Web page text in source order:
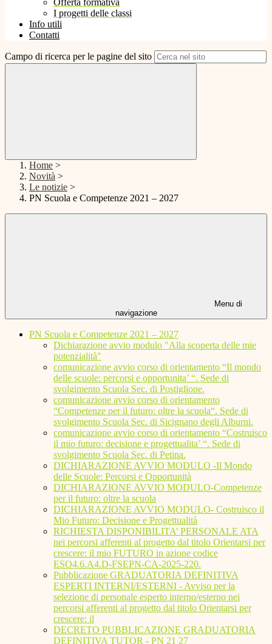
Offerta formativa
I progetti delle classi
Info utili
Contatti
Campo di ricerca per le pagine del sito
Home >
Novità >
Le notizie >
PN Scuola e Competenze 2021 – 2027
Menu di
navigazione
PN Scuola e Competenze 2021 – 2027
Dichiarazione avvio modulo "Alla scoperta delle mie
potenzialità"
comunicazione avvio corso di orientamento “Il mondo
delle scuole: percorsi e opportunita’ “. Sede di
svolgimento Scuola Sec. di Postiglione.
comunicazione avvio corso di orientamento
“Competenze per il futuro: oltre la scuola“. Sede di
svolgimento Scuola Sec. di Sicignano degli Alburni.
comunicazione avvio corso di orientamento “Costruisco
il mio futuro: decisione e progettualita’ “. Sede di
svolgimento Scuola Sec. di Petina.
DICHIARAZIONE AVVIO MODULO -Il Mondo
delle Scuole: Percorsi e Opportunità
DICHIARAZIONE AVVIO MODULO-Competenze
per il futuro: oltre la scuola
DICHIARAZIONE AVVIO MODULO- Costruisco il
Mio Futuro: Decisione e Progettualità
RICHIESTA DISPONIBILITA’ PERSONALE ATA
nei percorsi afferenti al progetto dal titolo Orientarsi per
crescere: il mio FUTURO in azione codice
ESO4.6.A4.D-FSEPN-CA-2025-220.
Pubblicazione GRADUATORIA DEFINITIVA
ESPERTI INTERNI/ESTERNI - Avviso per la
selezione di personale esperto interno/esterno nei
percorsi afferenti al progetto dal titolo Orientarsi per
crescere: il
DECRETO PUBBLICAZIONE GRADUATORIA
DEFINITIVA TUTOR - PN 21 27